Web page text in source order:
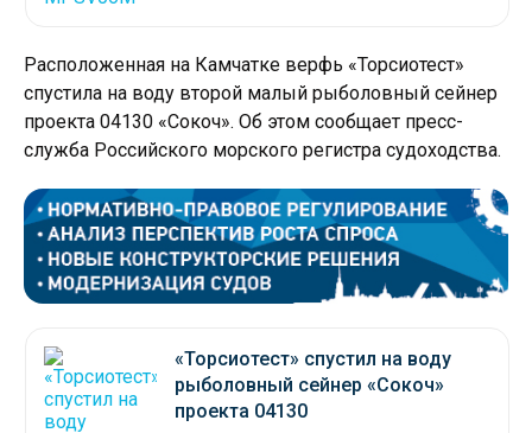
Расположенная на Камчатке верфь «Торсиотест»
спустила на воду второй малый рыболовный сейнер
проекта 04130 «Сокоч». Об этом сообщает пресс-
служба Российского морского регистра судоходства.
«Торсиотест» спустил на воду
рыболовный сейнер «Сокоч»
проекта 04130